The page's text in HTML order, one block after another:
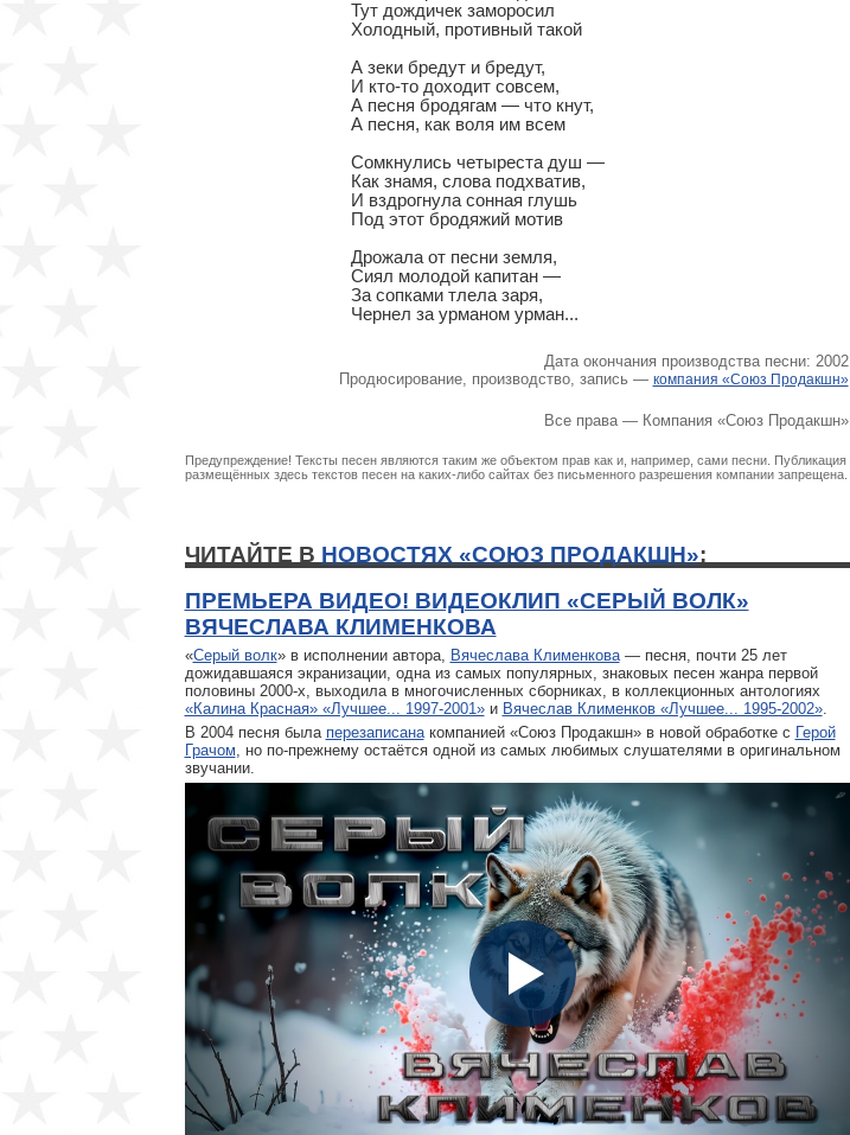
Тут дождичек заморосил
Холодный, противный такой
А зеки бредут и бредут,
И кто-то доходит совсем,
А песня бродягам — что кнут,
А песня, как воля им всем
Сомкнулись четыреста душ —
Как знамя, слова подхватив,
И вздрогнула сонная глушь
Под этот бродяжий мотив
Дрожала от песни земля,
Сиял молодой капитан —
За сопками тлела заря,
Чернел за урманом урман...
Дата окончания производства песни: 2002
Продюсирование, производство, запись — компания «Союз Продакшн»
Все права — Компания «Союз Продакшн»
Предупреждение! Тексты песен являются таким же объектом прав как и, например, сами песни. Публикация
размещённых здесь текстов песен на каких-либо сайтах без письменного разрешения компании запрещена.
ЧИТАЙТЕ В НОВОСТЯХ «СОЮЗ ПРОДАКШН»:
ПРЕМЬЕРА ВИДЕО! ВИДЕОКЛИП «СЕРЫЙ ВОЛК»
ВЯЧЕСЛАВА КЛИМЕНКОВА
«Серый волк» в исполнении автора, Вячеслава Клименкова— песня, почти 25 лет
дожидавшаяся экранизации, одна из самых популярных, знаковых песен жанра первой
половины 2000-х, выходила в многочисленных сборниках, в коллекционных антологиях
«Калина Красная» «Лучшее... 1997-2001»и Вячеслав Клименков «Лучшее... 1995-2002».
В 2004 песня была перезаписанакомпанией «Союз Продакшн» в новой обработке с Герой
Грачом , но по-прежнему остаётся одной из самых любимых слушателями в оригинальном
звучании.